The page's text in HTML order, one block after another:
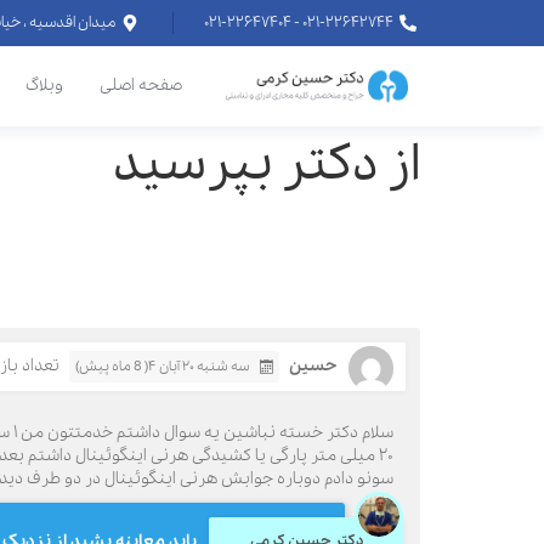
۰۲۱-۲۲۶۴۲۷۴۴ - ۰۲۱-۲۲۶۴۷۴۰۴ میدان اقدسیه ، خیابان اراج
صفحه اصلی وبلاگ
از دکتر بپرسید
حسین سه شنبه ۲۰ آبان ۴( 8 ماه پیش) تعداد
۲۰ میلی متر پارگی یا کشیدگی هرنی اینگوئینال
سونو دادم دوباره جوابش هرنی اینگوئینال در دو